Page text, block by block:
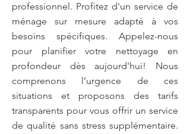
professionnel. Profitez d'un service de
ménage sur mesure adapté à vos
besoins spécifiques. Appelez-nous
pour planifier votre nettoyage en
profondeur dès aujourd'hui! Nous
comprenons l’urgence de ces
situations et proposons des tarifs
transparents pour vous offrir un service
de qualité sans stress supplémentaire.